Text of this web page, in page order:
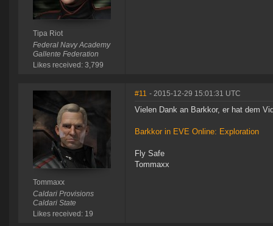
Tipa Riot
Federal Navy Academy
Gallente Federation
Likes received: 3,799
Tommaxx
Caldari Provisions
Caldari State
Likes received: 19
#11 - 2015-12-29 15:01:31 UTC
Vielen Dank an Barkkor, er hat dem
Barkkor in EVE Online: Exploration
Fly Safe
Tommaxx